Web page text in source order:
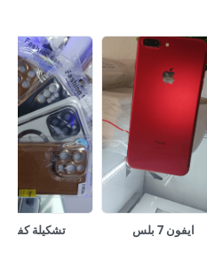
ايفون 7 بلس تشكيلة